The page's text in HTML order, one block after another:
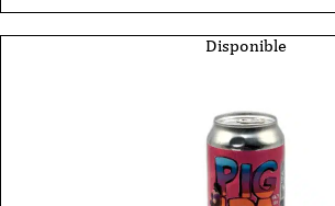
brewing
Disponible